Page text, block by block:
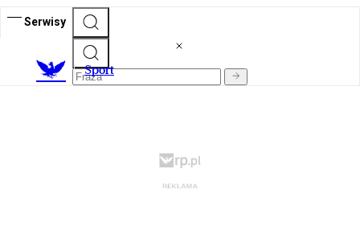
Serwisy
Sport